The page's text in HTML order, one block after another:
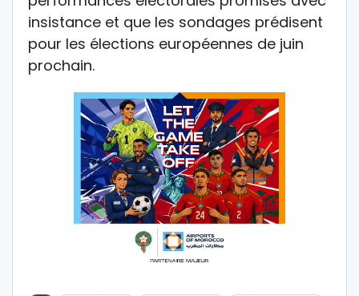
insistance et que les sondages prédisent
pour les élections européennes de juin
prochain.